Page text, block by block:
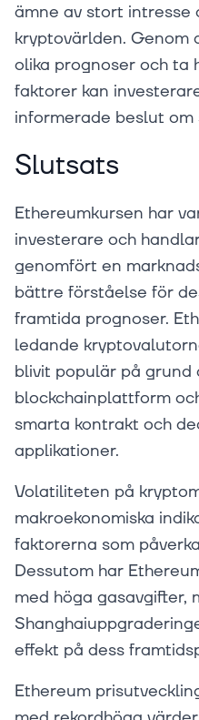
ämne av stort intresse
kryptovärlden.
olika prognoser och ta
faktorer kan
informerade beslut
Slutsats
Ethereumkursen har
investerare och
genomfört en
bättre förståelse för
framtida prognoser.
ledande
blivit populär på grund
blockchainplattform
smarta kontrakt och
applikationer.
Volatiliteten på
makroekonomiska
faktorerna som
Dessutom har
med höga gasavgifter,
effekt på dess
Ethereum